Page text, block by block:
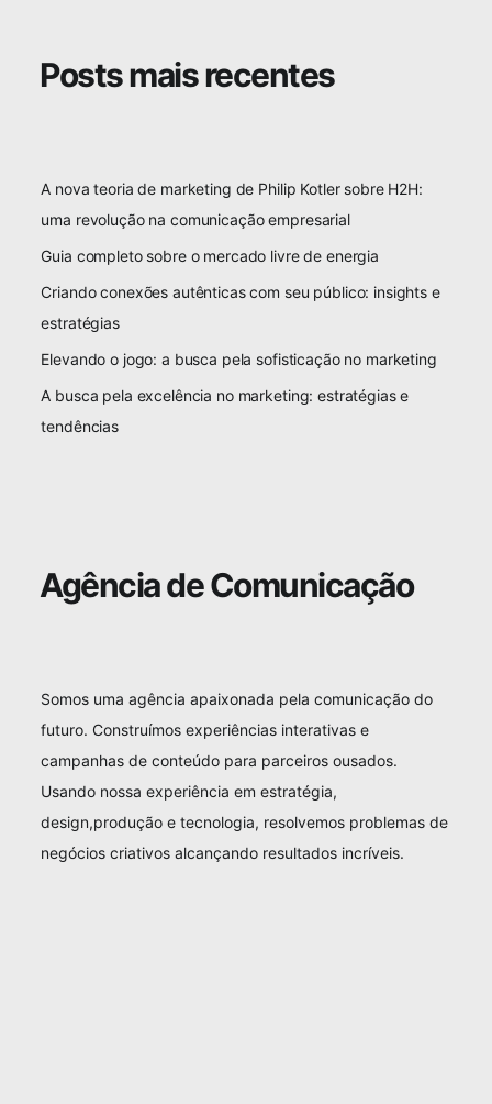
Posts mais recentes
A nova teoria de marketing de Philip Kotler sobre H2H:
uma revolução na comunicação empresarial
Guia completo sobre o mercado livre de energia
Criando conexões autênticas com seu público: insights e
estratégias
Elevando o jogo: a busca pela sofisticação no marketing
A busca pela excelência no marketing: estratégias e
tendências
Agência de Comunicação
Somos uma agência apaixonada pela comunicação do
futuro. Construímos experiências interativas e
campanhas de conteúdo para parceiros ousados.
Usando nossa experiência em estratégia,
design,produção e tecnologia, resolvemos problemas de
negócios criativos alcançando resultados incríveis.